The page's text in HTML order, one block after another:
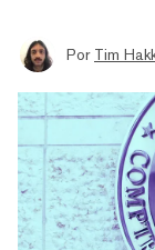
Por Tim